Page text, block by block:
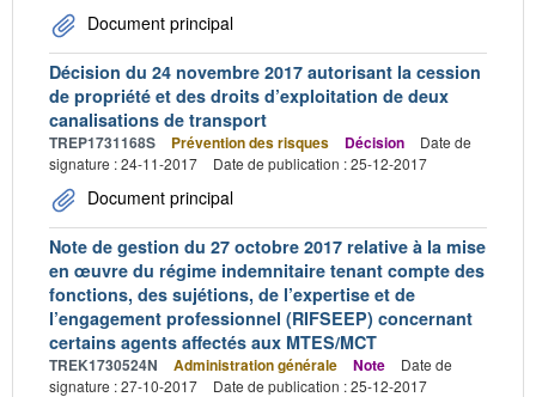
Document principal
Décision du 24 novembre 2017 autorisant la cession
de propriété et des droits d’exploitation de deux
canalisations de transport
TREP1731168S Prévention des risques Décision
Date de
signature : 24-11-2017
Date de publication : 25-12-2017
Document principal
Note de gestion du 27 octobre 2017 relative à la mise
en œuvre du régime indemnitaire tenant compte des
fonctions, des sujétions, de l’expertise et de
l’engagement professionnel (RIFSEEP) concernant
certains agents affectés aux MTES/MCT
TREK1730524N Administration générale Note
Date de
signature : 27-10-2017
Date de publication : 25-12-2017